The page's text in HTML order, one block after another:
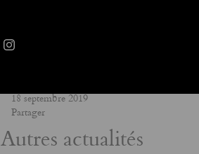
18 septembre 2019
Partager
Autres actualités